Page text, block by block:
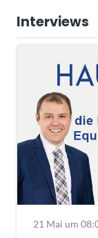
Interviews
21 Mai um